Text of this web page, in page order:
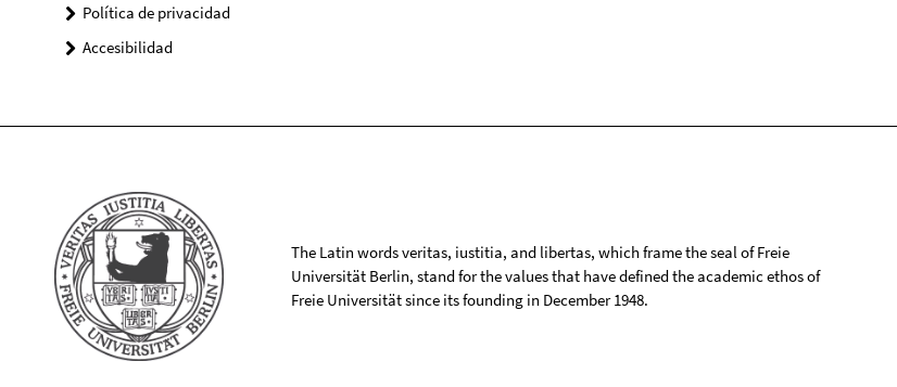
Política de privacidad
Accesibilidad
The Latin words veritas, iustitia, and libertas, which frame the seal of Freie
Universität Berlin, stand for the values that have defined the academic ethos of
Freie Universität since its founding in December 1948.